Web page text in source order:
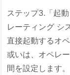
ステップ3.「起
レーティング シ
直接起動するオ
或いは、オペレ
間を設定します